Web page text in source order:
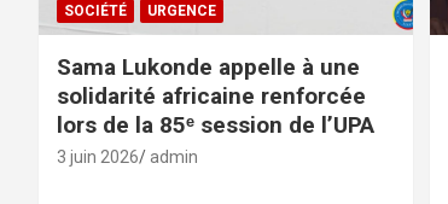
SOCIÉTÉ URGENCE
Sama Lukonde appelle à une
solidarité africaine renforcée
lors de la 85ᵉ session de l’UPA
3 juin 2026 admin